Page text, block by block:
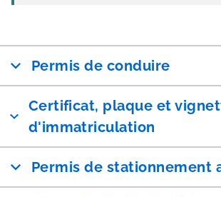
Permis de conduire
Certificat, plaque et
d'immatriculation
Permis de stationnement